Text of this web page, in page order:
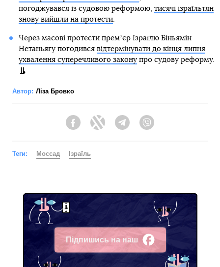
погоджувався із судовою реформою, тисячі ізраїльтян
знову вийшли на протести.
Через масові протести премʼєр Ізраїлю Біньямін
Нетаньягу погодився відтермінувати до кінця липня
ухвалення суперечливого законупро судову реформу.
Автор: Ліза Бровко
FacebookTwitter Telegram
Теги: Моссад Ізраїль
Підпишись на наш
Facebook